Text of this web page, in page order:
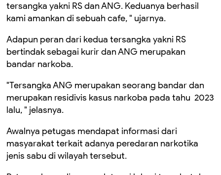
tersangka yakni RS dan ANG. Keduanya berhasil
kami amankan di sebuah cafe, " ujarnya.
Adapun peran dari kedua tersangka yakni RS
bertindak sebagai kurir dan ANG merupakan
bandar narkoba.
"Tersangka ANG merupakan seorang bandar dan
merupakan residivis kasus narkoba pada tahu 2023
lalu, " jelasnya.
Awalnya petugas mendapat informasi dari
masyarakat terkait adanya peredaran narkotika
jenis sabu di wilayah tersebut.